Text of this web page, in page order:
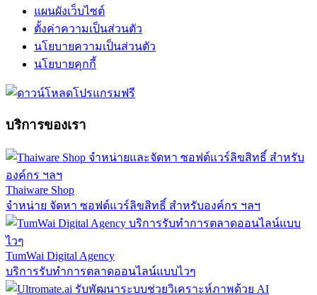
แผนผังเว็บไซต์
ตั้งค่าความเป็นส่วนตัว
นโยบายความเป็นส่วนตัว
นโยบายคุกกี้
บริการของเรา
Thaiware Shop
จำหน่าย จัดหา ซอฟต์แวร์ลิขสิทธิ์ สำหรับองค์กร ฯลฯ
TumWai Digital Agency
บริการรับทำการตลาดออนไลน์แบบไวๆ